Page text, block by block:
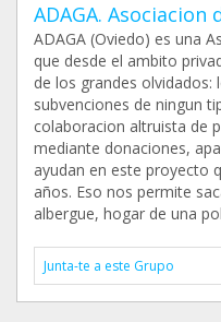
ADAGA. Asociacion
ADAGA (Oviedo) es una
que desde el ambito
de los grandes olvidados:
subvenciones de ningun
colaboracion altruista de
mediante donaciones,
ayudan en este proyecto
años. Eso nos permite
albergue, hogar de una
Junta-te a este Grupo